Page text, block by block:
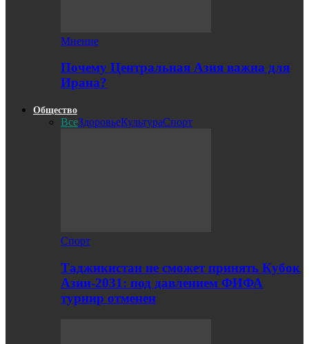
Мнение
Почему Центральная Азия важна для
Ирана?
Общество
ВсеЗдоровьеКультураСпорт
Спорт
Таджикистан не сможет принять Кубок
Азии-2031: под давлением ФИФА
турнир отменен